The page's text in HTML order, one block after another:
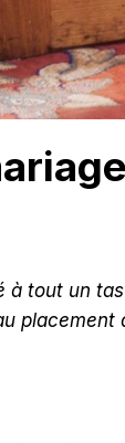
tout un
placement